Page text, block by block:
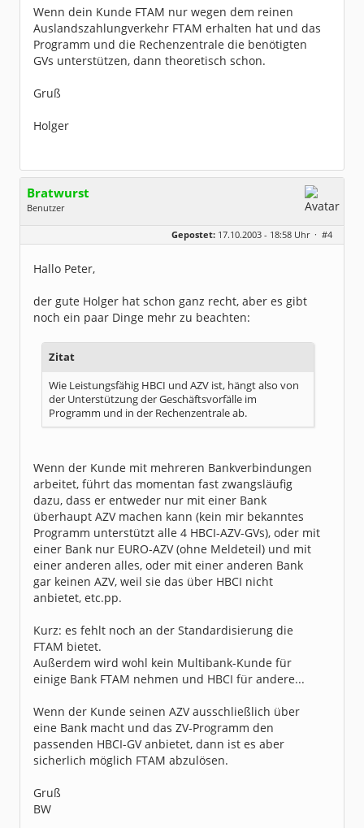
Wenn dein Kunde FTAM nur wegen dem reinen
Auslandszahlungverkehr FTAM erhalten hat und das
Programm und die Rechenzentrale die benötigten
GVs unterstützen, dann theoretisch schon.
Gruß
Holger
Bratwurst
Benutzer
Dabei seit:
05 / 2003
Gepostet: 17.10.2003 - 18:58 Uhr · #4
Hallo Peter,
der gute Holger hat schon ganz recht, aber es gibt
noch ein paar Dinge mehr zu beachten:
Zitat
Wie Leistungsfähig HBCI und AZV ist, hängt also von
der Unterstützung der Geschäftsvorfälle im
Programm und in der Rechenzentrale ab.
Wenn der Kunde mit mehreren Bankverbindungen
arbeitet, führt das momentan fast zwangsläufig
dazu, dass er entweder nur mit einer Bank
überhaupt AZV machen kann (kein mir bekanntes
Programm unterstützt alle 4 HBCI-AZV-GVs), oder mit
einer Bank nur EURO-AZV (ohne Meldeteil) und mit
einer anderen alles, oder mit einer anderen Bank
gar keinen AZV, weil sie das über HBCI nicht
anbietet, etc.pp.
Kurz: es fehlt noch an der Standardisierung die
FTAM bietet.
Außerdem wird wohl kein Multibank-Kunde für
einige Bank FTAM nehmen und HBCI für andere...
Wenn der Kunde seinen AZV ausschließlich über
eine Bank macht und das ZV-Programm den
passenden HBCI-GV anbietet, dann ist es aber
sicherlich möglich FTAM abzulösen.
Gruß
BW